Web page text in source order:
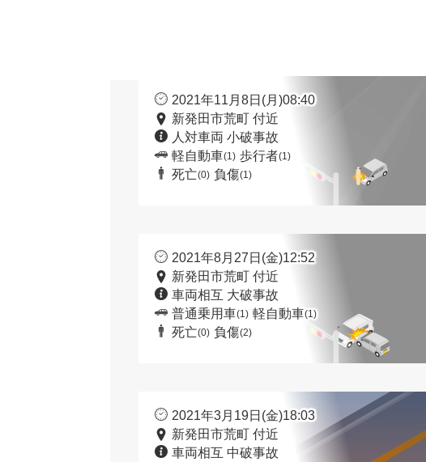
2021年11月8日(月)08:40
新発田市荒町 付近
人対車両 小破事故
軽自動車(1) 歩行者(1)
死亡(0) 負傷(1)
2021年8月27日(金)12:52
新発田市荒町 付近
車両相互 大破事故
普通乗用車(1) 軽自動車(1)
死亡(0) 負傷(2)
2021年3月19日(金)18:03
新発田市荒町 付近
車両相互 中破事故